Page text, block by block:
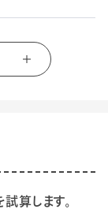
算します。